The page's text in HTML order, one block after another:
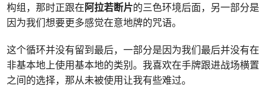
构组，那时正跟在阿拉若断片的三色环境后面，另一部分是
因为我们想要更多感觉在意地牌的咒语。
这个循环并没有留到最后，一部分是因为我们最后并没有在
非基本地上使用基本地的类别。我喜欢在手牌跟进战场横置
之间的选择，那从未被使用让我有些难过。